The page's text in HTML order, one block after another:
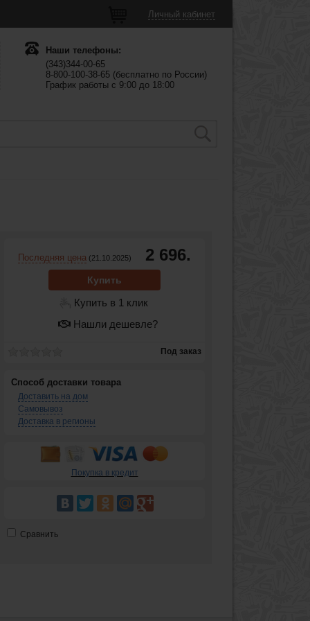
Личный кабинет
Наши телефоны:
(343)344-00-65
8-800-100-38-65 (бесплатно по России)
График работы с 9:00 до 18:00
Последняя цена (21.10.2025) 2 696.
Купить
Купить в 1 клик
Нашли дешевле?
Под заказ
Способ доставки товара
Доставить на дом
Самовывоз
Доставка в регионы
Покупка в кредит
Сравнить